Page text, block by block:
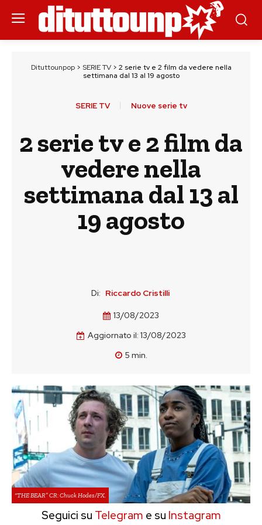
Dituttounpop> SERIE TV> 2 serie tv e 2 film da vedere nella
settimana dal 13 al 19 agosto
SERIE TV Nuove serie tv
2 serie tv e 2 film da
vedere nella
settimana dal 13 al
19 agosto
Di: Riccardo Cristilli
13/08/2023
Aggiornato il: 13/08/2023
5 min.
“THE BEAR” CR: Chuck Hodes/FX.
Seguici su Telegram e su Instagram